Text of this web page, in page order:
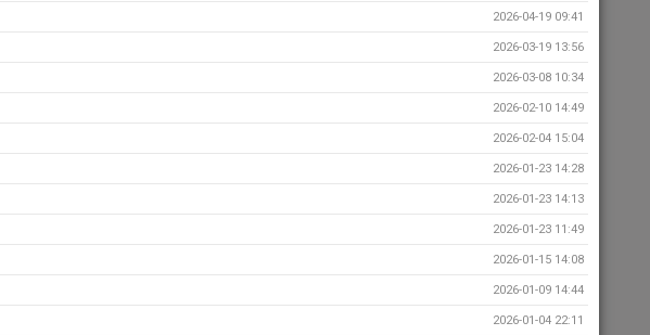
2026-04-19 09:41
2026-03-19 13:56
2026-03-08 10:34
2026-02-10 14:49
2026-02-04 15:04
2026-01-23 14:28
2026-01-23 14:13
2026-01-23 11:49
2026-01-15 14:08
2026-01-09 14:44
2026-01-04 22:11